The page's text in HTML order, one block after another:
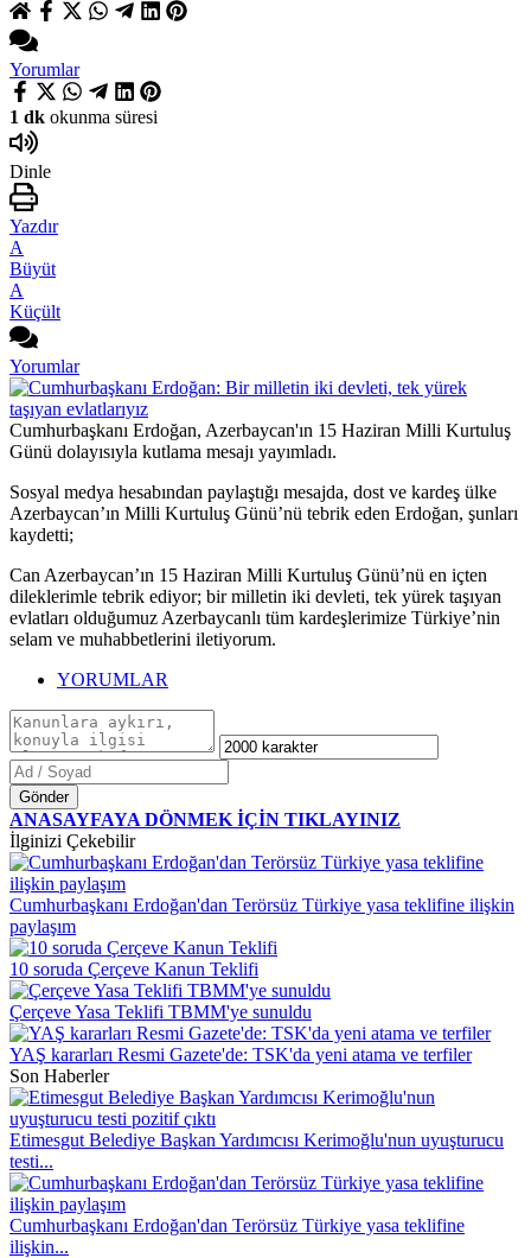
Yorumlar
1 dk okunma süresi
Dinle
Yazdır
A
Büyüt
A
Küçült
Yorumlar
Cumhurbaşkanı Erdoğan, Azerbaycan'ın 15 Haziran Milli Kurtuluş
Günü dolayısıyla kutlama mesajı yayımladı.
Sosyal medya hesabından paylaştığı mesajda, dost ve kardeş ülke
Azerbaycan’ın Milli Kurtuluş Günü’nü tebrik eden Erdoğan, şunları
kaydetti;
Can Azerbaycan’ın 15 Haziran Milli Kurtuluş Günü’nü en içten
dileklerimle tebrik ediyor; bir milletin iki devleti, tek yürek taşıyan
evlatları olduğumuz Azerbaycanlı tüm kardeşlerimize Türkiye’nin
selam ve muhabbetlerini iletiyorum.
YORUMLAR
Gönder
ANASAYFAYA DÖNMEK İÇİN TIKLAYINIZ
İlginizi Çekebilir
Cumhurbaşkanı Erdoğan'dan Terörsüz Türkiye yasa teklifine ilişkin
paylaşım
10 soruda Çerçeve Kanun Teklifi
Çerçeve Yasa Teklifi TBMM'ye sunuldu
YAŞ kararları Resmi Gazete'de: TSK'da yeni atama ve terfiler
Son Haberler
Etimesgut Belediye Başkan Yardımcısı Kerimoğlu'nun uyuşturucu
testi...
Cumhurbaşkanı Erdoğan'dan Terörsüz Türkiye yasa teklifine
ilişkin...